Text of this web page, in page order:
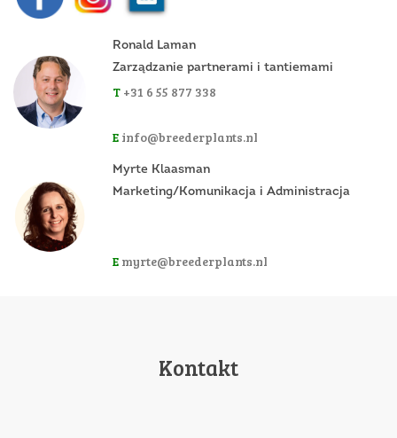
Ronald Laman
Zarządzanie partnerami i tantiemami
T +31 6 55 877 338
E info@breederplants.nl
Myrte Klaasman
Marketing/Komunikacja i Administracja
E myrte@breederplants.nl
Kontakt